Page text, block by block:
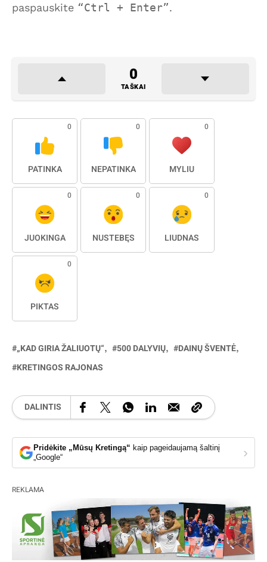
paspauskite
Ctrl + Enter .
0
TAŠKAI
0
PATINKA
0
NEPATINKA
0
MYLIU
0
JUOKINGA
0
NUSTEBĘS
0
LIŪDNAS
0
PIKTAS
„KAD GIRIA ŽALIUOTŲ“ 500 DALYVIŲ
DAINŲ ŠVENTĖ
KRETINGOS RAJONAS
DALINTIS
Pridėkite „Mūsų Kretingą“ kaip pageidaujamą šaltinį
„Google“
›
REKLAMA